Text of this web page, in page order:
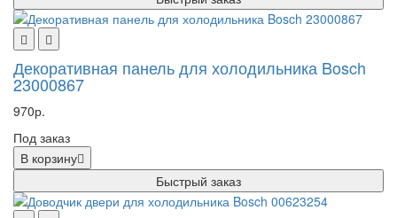
Декоративная панель для холодильника Bosch
23000867
970р.
Под заказ
В корзину
Быстрый заказ